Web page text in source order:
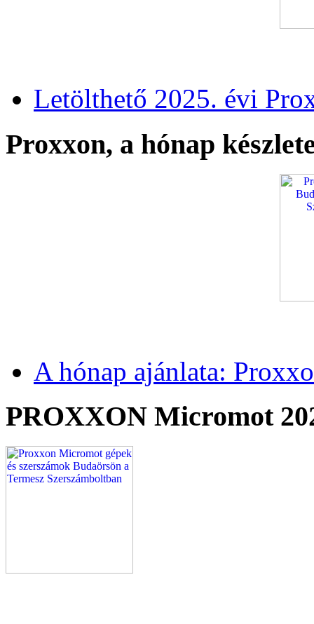
Letölthető 2025. évi
Proxxon, a hónap
A hónap ajánlata:
PROXXON Micromot